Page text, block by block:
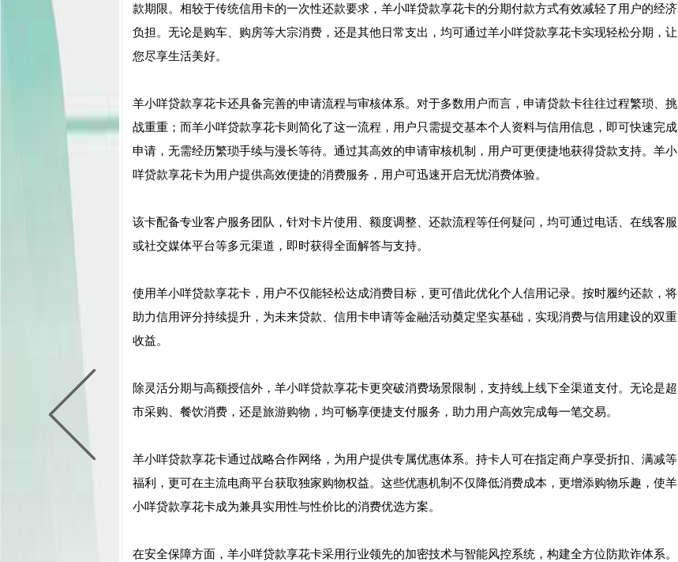
款期限。相较于传统信用卡的一次性还款要求，羊小咩贷款享花卡的分期付款方式有效减轻了用户的经济
负担。无论是购车、购房等大宗消费，还是其他日常支出，均可通过羊小咩贷款享花卡实现轻松分期，让
您尽享生活美好。
羊小咩贷款享花卡还具备完善的申请流程与审核体系。对于多数用户而言，申请贷款卡往往过程繁琐、挑
战重重；而羊小咩贷款享花卡则简化了这一流程，用户只需提交基本个人资料与信用信息，即可快速完成
申请，无需经历繁琐手续与漫长等待。通过其高效的申请审核机制，用户可更便捷地获得贷款支持。羊小
咩贷款享花卡为用户提供高效便捷的消费服务，用户可迅速开启无忧消费体验。
该卡配备专业客户服务团队，针对卡片使用、额度调整、还款流程等任何疑问，均可通过电话、在线客服
或社交媒体平台等多元渠道，即时获得全面解答与支持。
使用羊小咩贷款享花卡，用户不仅能轻松达成消费目标，更可借此优化个人信用记录。按时履约还款，将
助力信用评分持续提升，为未来贷款、信用卡申请等金融活动奠定坚实基础，实现消费与信用建设的双重
收益。
除灵活分期与高额授信外，羊小咩贷款享花卡更突破消费场景限制，支持线上线下全渠道支付。无论是超
市采购、餐饮消费，还是旅游购物，均可畅享便捷支付服务，助力用户高效完成每一笔交易。
羊小咩贷款享花卡通过战略合作网络，为用户提供专属优惠体系。持卡人可在指定商户享受折扣、满减等
福利，更可在主流电商平台获取独家购物权益。这些优惠机制不仅降低消费成本，更增添购物乐趣，使羊
小咩贷款享花卡成为兼具实用性与性价比的消费优选方案。
在安全保障方面，羊小咩贷款享花卡采用行业领先的加密技术与智能风控系统，构建全方位防欺诈体系。